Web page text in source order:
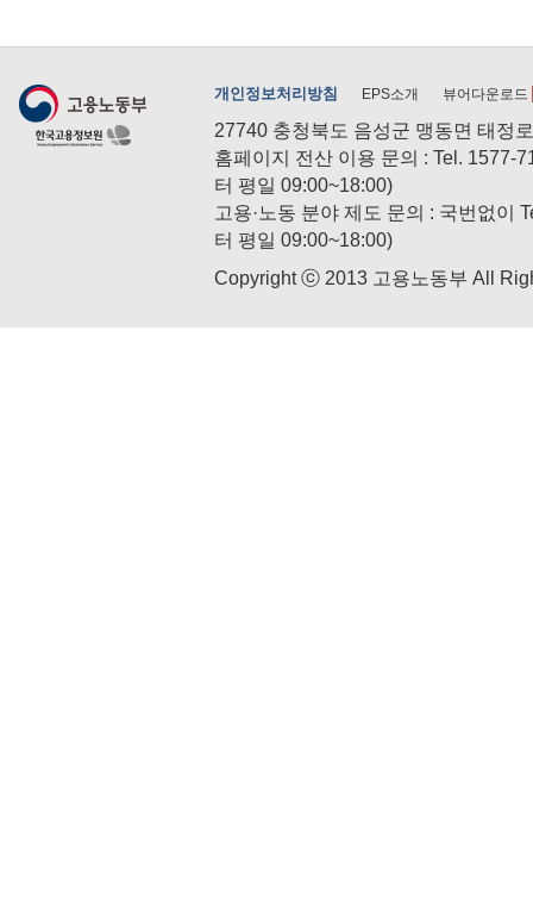
개인정보처리방침 EPS소개 뷰어다운로드
27740 충청북도 음성군 맹동면 태정
홈페이지 전산 이용 문의 : Tel. 1577-
터 평일 09:00~18:00)
고용·노동 분야 제도 문의 : 국번없이
터 평일 09:00~18:00)
Copyright ⓒ 2013 고용노동부 All